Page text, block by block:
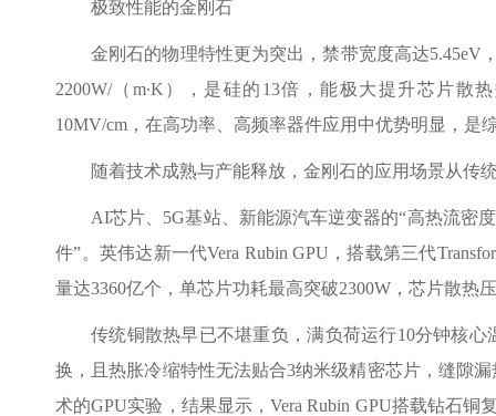
极致性能的金刚石
金刚石的物理特性更为突出，禁带宽度高达
2200W/（m∙K），是硅的13倍，能极大提升芯片
10MV/cm，在高功率、高频率器件应用中优势明显，是
随着技术成熟与产能释放，金刚石的应用场景从传
AI芯片、5G基站、新能源汽车逆变器的“高热流密
件”。英伟达新一代Vera Rubin GPU，搭载第三代
量达3360亿个，单芯片功耗最高突破2300W，芯片散热
传统铜散热早已不堪重负，满负荷运行10分钟核
换，且热胀冷缩特性无法贴合3纳米级精密芯片，缝隙
术的GPU实验，结果显示，Vera Rubin GPU搭载钻石